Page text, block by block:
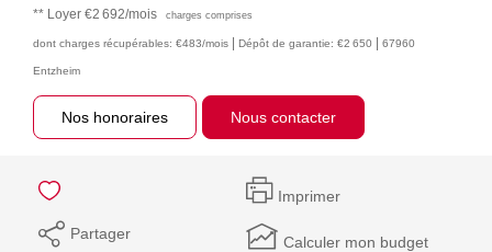
** Loyer €2 692/mois charges comprises
dont charges récupérables: €483/mois | Dépôt de garantie: €2 650 | 67960
Entzheim
Nos honoraires Nous contacter
Imprimer
Partager Calculer mon budget